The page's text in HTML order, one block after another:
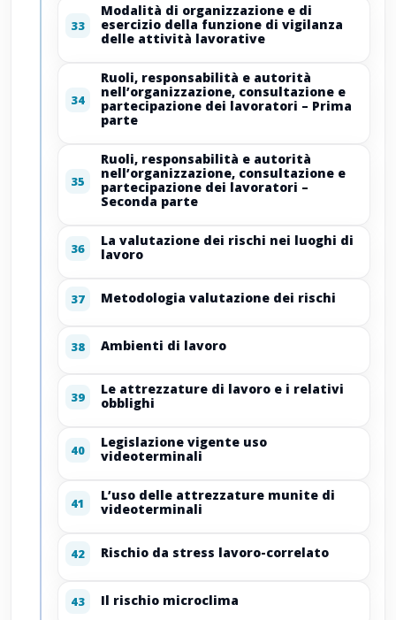
33
Modalità di organizzazione e di
esercizio della funzione di vigilanza
delle attività lavorative
34
Ruoli, responsabilità e autorità
nell’organizzazione, consultazione e
partecipazione dei lavoratori – Prima
parte
35
Ruoli, responsabilità e autorità
nell’organizzazione, consultazione e
partecipazione dei lavoratori –
Seconda parte
36
La valutazione dei rischi nei luoghi di
lavoro
37 Metodologia valutazione dei rischi
38 Ambienti di lavoro
39
Le attrezzature di lavoro e i relativi
obblighi
40
Legislazione vigente uso
videoterminali
41
L’uso delle attrezzature munite di
videoterminali
42 Rischio da stress lavoro-correlato
43 Il rischio microclima